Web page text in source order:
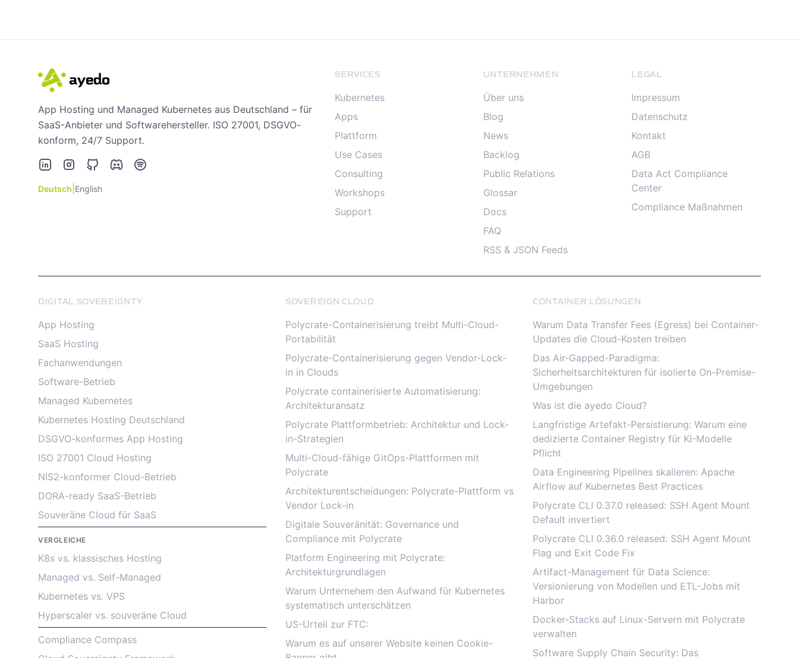
App Hosting und Managed Kubernetes aus Deutschland – für
SaaS-Anbieter und Softwarehersteller. ISO 27001, DSGVO-
konform, 24/7 Support.
LinkedInInstagramGitHubDiscordSpotify
Deutsch English
SERVICES
Kubernetes
Apps
Plattform
Use Cases
Consulting
Workshops
Support
UNTERNEHMEN
Über uns
Blog
News
Backlog
Public Relations
Glossar
Docs
FAQ
RSS & JSON Feeds
LEGAL
Impressum
Datenschutz
Kontakt
AGB
Data Act Compliance
Center
Compliance Maßnahmen
DIGITAL SOVEREIGNTY
App Hosting
SaaS Hosting
Fachanwendungen
Software-Betrieb
Managed Kubernetes
Kubernetes Hosting Deutschland
DSGVO-konformes App Hosting
ISO 27001 Cloud Hosting
NIS2-konformer Cloud-Betrieb
DORA-ready SaaS-Betrieb
Souveräne Cloud für SaaS
VERGLEICHE
K8s vs. klassisches Hosting
Managed vs. Self-Managed
Kubernetes vs. VPS
Hyperscaler vs. souveräne Cloud
Compliance Compass
SOVEREIGN CLOUD
Polycrate-Containerisierung treibt Multi-Cloud-
Portabilität
Polycrate-Containerisierung gegen Vendor-Lock-
in in Clouds
Polycrate containerisierte Automatisierung:
Architekturansatz
Polycrate Plattformbetrieb: Architektur und Lock-
in-Strategien
Multi-Cloud-fähige GitOps-Plattformen mit
Polycrate
Architekturentscheidungen: Polycrate-Plattform vs
Vendor Lock-in
Digitale Souveränität: Governance und
Compliance mit Polycrate
Platform Engineering mit Polycrate:
Architekturgrundlagen
Warum Unternehem den Aufwand für Kubernetes
systematisch unterschätzen
US-Urteil zur FTC:
Warum es auf unserer Website keinen Cookie-
CONTAINER LÖSUNGEN
Warum Data Transfer Fees (Egress) bei Container-
Updates die Cloud-Kosten treiben
Das Air-Gapped-Paradigma:
Sicherheitsarchitekturen für isolierte On-Premise-
Umgebungen
Was ist die ayedo Cloud?
Langfristige Artefakt-Persistierung: Warum eine
dedizierte Container Registry für KI-Modelle
Pflicht
Data Engineering Pipelines skalieren: Apache
Airflow auf Kubernetes Best Practices
Polycrate CLI 0.37.0 released: SSH Agent Mount
Default invertiert
Polycrate CLI 0.36.0 released: SSH Agent Mount
Flag und Exit Code Fix
Artifact-Management für Data Science:
Versionierung von Modellen und ETL-Jobs mit
Harbor
Docker-Stacks auf Linux-Servern mit Polycrate
verwalten
Software Supply Chain Security: Das